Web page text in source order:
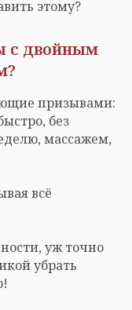
этому?
с двойным
призывами:
без
массажем,
всё
уж точно
убрать